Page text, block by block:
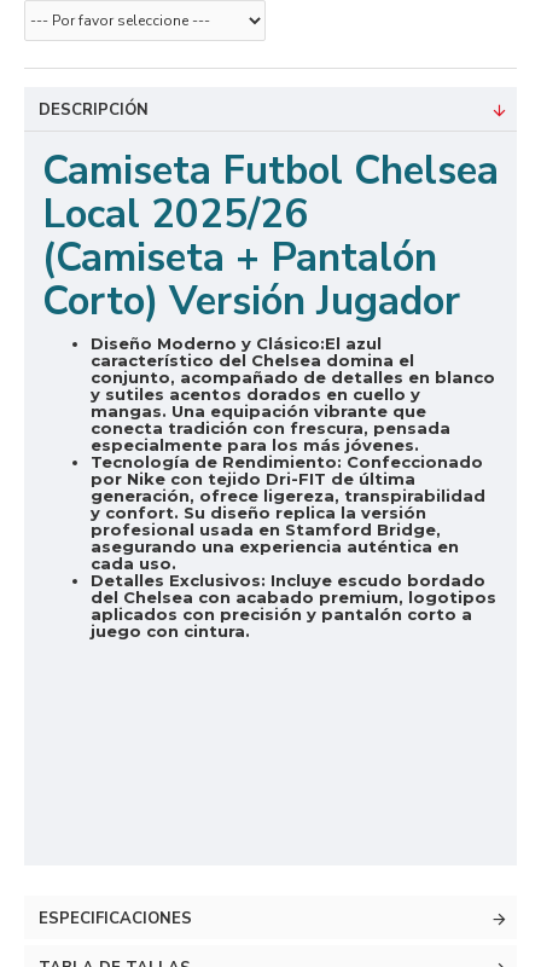
DESCRIPCIÓN
Camiseta Futbol Chelsea
Local 2025/26
(Camiseta + Pantalón
Corto) Versión Jugador
Diseño Moderno y Clásico:El azul
característico del Chelsea domina el
conjunto, acompañado de detalles en blanco
y sutiles acentos dorados en cuello y
mangas. Una equipación vibrante que
conecta tradición con frescura, pensada
especialmente para los más jóvenes.
Tecnología de Rendimiento: Confeccionado
por Nike con tejido Dri-FIT de última
generación, ofrece ligereza, transpirabilidad
y confort. Su diseño replica la versión
profesional usada en Stamford Bridge,
asegurando una experiencia auténtica en
cada uso.
Detalles Exclusivos: Incluye escudo bordado
del Chelsea con acabado premium, logotipos
aplicados con precisión y pantalón corto a
juego con cintura.
ESPECIFICACIONES